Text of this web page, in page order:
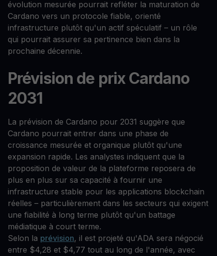
évolution mesurée pourrait refléter la maturation de
Cardano vers un protocole fiable, orienté
infrastructure plutôt qu'un actif spéculatif – un rôle
qui pourrait assurer sa pertinence bien dans la
prochaine décennie.
Prévision de prix Cardano
2031
La prévision de Cardano pour 2031 suggère que
Cardano pourrait entrer dans une phase de
croissance mesurée et organique plutôt qu'une
expansion rapide. Les analystes indiquent que la
proposition de valeur de la plateforme reposera de
plus en plus sur sa capacité à fournir une
infrastructure stable pour les applications blockchain
réelles – particulièrement dans les secteurs qui exigent
une fiabilité à long terme plutôt qu'un battage
médiatique à court terme.
Selon la prévision, il est projeté qu'ADA sera négocié
entre $4,28 et $4,77 tout au long de l'année, avec